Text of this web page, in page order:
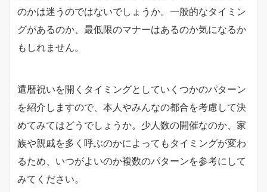
のかは迷うのではないでしょうか。一般的なタイミン
グがあるのか、最低限のマナーはあるのか気になるか
もしれません。
還暦祝いを開くタイミングとしていくつかのパターン
を紹介しますので、本人やみんなの都合を考慮して決
めてみてはどうでしょうか。少人数の開催なのか、家
族や親戚を多く呼ぶのかによってもタイミングが変わ
るため、いつがよいのか複数のパターンを参考にして
みてください。